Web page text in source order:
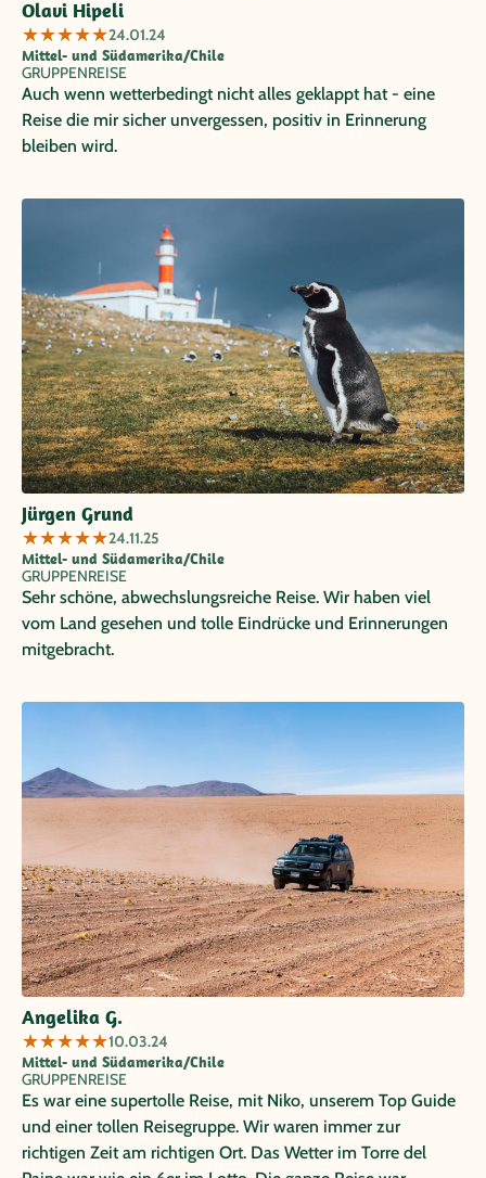
Olavi Hipeli
★★★★★24.01.24
Mittel- und Südamerika/Chile
GRUPPENREISE
Auch wenn wetterbedingt nicht alles geklappt hat - eine
Reise die mir sicher unvergessen, positiv in Erinnerung
bleiben wird.
Jürgen Grund
★★★★★24.11.25
Mittel- und Südamerika/Chile
GRUPPENREISE
Sehr schöne, abwechslungsreiche Reise. Wir haben viel
vom Land gesehen und tolle Eindrücke und Erinnerungen
mitgebracht.
Angelika G.
★★★★★10.03.24
Mittel- und Südamerika/Chile
GRUPPENREISE
Es war eine supertolle Reise, mit Niko, unserem Top Guide
und einer tollen Reisegruppe. Wir waren immer zur
richtigen Zeit am richtigen Ort. Das Wetter im Torre del